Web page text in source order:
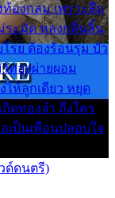
องกลม เพราะลืม
ระมัด หลงกลิ่นลิ้น
รย ต้องร้อนรุม บัว
ทองผ่ายผอม
ไห้ลูกเดียว หยุด
ดทองจ๋า ถึงใคร
เป็นเพื่อนปลอบใจ
ด์ดนตรี)